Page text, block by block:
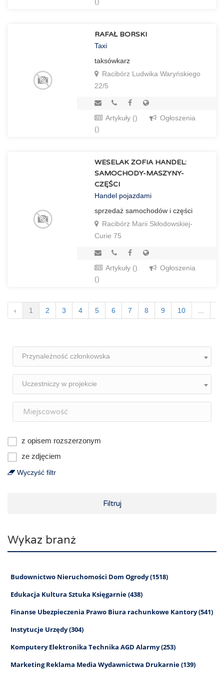
RAFAŁ BORSKI
Taxi
taksówkarz
Racibórz Ludwika Waryńskiego
22/5
Artykuły ()
Ogłoszenia
()
WESELAK ZOFIA HANDEL:
SAMOCHODY-MASZYNY-
CZĘŚCI
Handel pojazdami
sprzedaż samochodów i części
Racibórz Marii Skłodowskiej-
Curie 75
Artykuły ()
Ogłoszenia
()
‹ 1 2 3 4 5 6 7 8 9 10
Przynależność członkowska
Uczestniczy w projekcie
z opisem rozszerzonym
ze zdjęciem
Wyczyść filtr
Filtruj
Wykaz branż
Budownictwo Nieruchomości Dom Ogrody (1518)
Edukacja Kultura Sztuka Księgarnie (438)
Finanse Ubezpieczenia Prawo Biura rachunkowe Kantory (541)
Instytucje Urzędy (304)
Komputery Elektronika Technika AGD Alarmy (253)
Marketing Reklama Media Wydawnictwa Drukarnie (139)